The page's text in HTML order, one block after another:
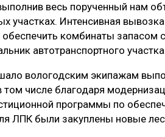
весь порученный нам
участках. Интенсивная
комбинаты запасом
автотранспортного
вологодским экипажам
числе благодаря
программы по
ЛПК были закуплены новые